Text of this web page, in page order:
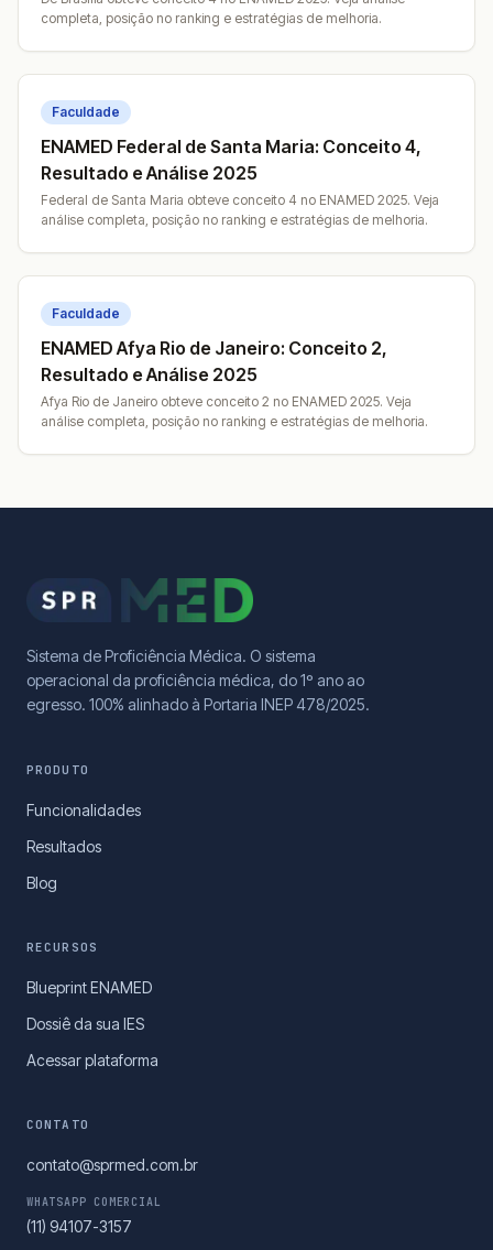
completa, posição no ranking e estratégias de melhoria.
Faculdade
ENAMED Federal de Santa Maria: Conceito 4,
Resultado e Análise 2025
Federal de Santa Maria obteve conceito 4 no ENAMED 2025. Veja
análise completa, posição no ranking e estratégias de melhoria.
Faculdade
ENAMED Afya Rio de Janeiro: Conceito 2,
Resultado e Análise 2025
Afya Rio de Janeiro obteve conceito 2 no ENAMED 2025. Veja
análise completa, posição no ranking e estratégias de melhoria.
Sistema de Proficiência Médica. O sistema
operacional da proficiência médica, do 1º ano ao
egresso. 100% alinhado à Portaria INEP 478/2025.
PRODUTO
Funcionalidades
Resultados
Blog
RECURSOS
Blueprint ENAMED
Dossiê da sua IES
Acessar plataforma
CONTATO
contato@sprmed.com.br
WHATSAPP COMERCIAL
(11) 94107-3157